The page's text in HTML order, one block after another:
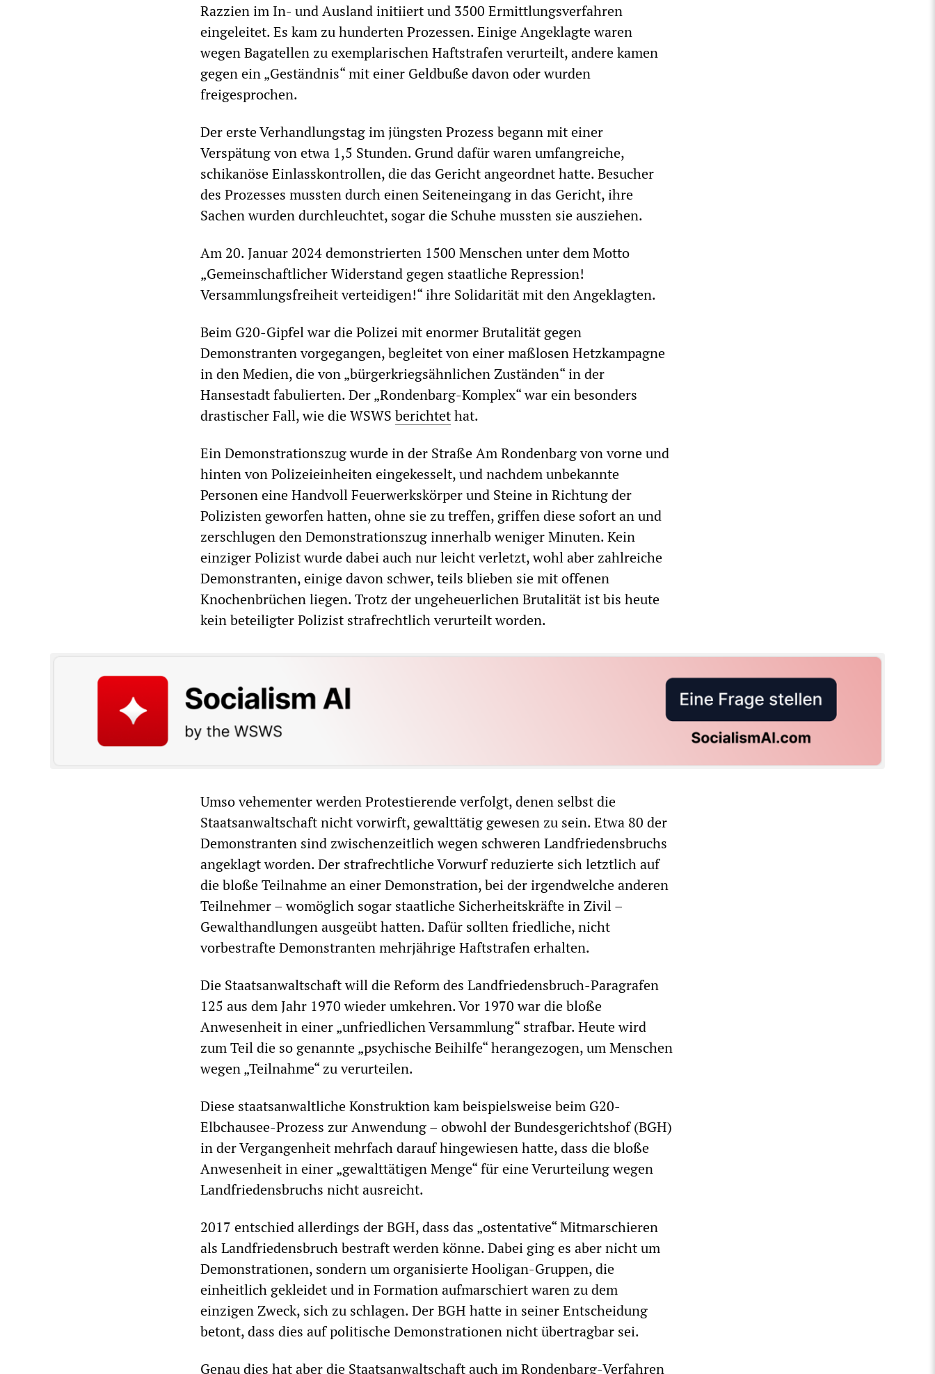
Razzien im In- und Ausland initiiert und 3500 Ermittlungsverfahren
eingeleitet. Es kam zu hunderten Prozessen. Einige Angeklagte waren
wegen Bagatellen zu exemplarischen Haftstrafen verurteilt, andere kamen
gegen ein „Geständnis“ mit einer Geldbuße davon oder wurden
freigesprochen.
Der erste Verhandlungstag im jüngsten Prozess begann mit einer
Verspätung von etwa 1,5 Stunden. Grund dafür waren umfangreiche,
schikanöse Einlasskontrollen, die das Gericht angeordnet hatte. Besucher
des Prozesses mussten durch einen Seiteneingang in das Gericht, ihre
Sachen wurden durchleuchtet, sogar die Schuhe mussten sie ausziehen.
Am 20. Januar 2024 demonstrierten 1500 Menschen unter dem Motto
„Gemeinschaftlicher Widerstand gegen staatliche Repression!
Versammlungsfreiheit verteidigen!“ ihre Solidarität mit den Angeklagten.
Beim G20-Gipfel war die Polizei mit enormer Brutalität gegen
Demonstranten vorgegangen, begleitet von einer maßlosen Hetzkampagne
in den Medien, die von „bürgerkriegsähnlichen Zuständen“ in der
Hansestadt fabulierten. Der „Rondenbarg-Komplex“ war ein besonders
drastischer Fall, wie die WSWS berichtethat.
Ein Demonstrationszug wurde in der Straße Am Rondenbarg von vorne und
hinten von Polizeieinheiten eingekesselt, und nachdem unbekannte
Personen eine Handvoll Feuerwerkskörper und Steine in Richtung der
Polizisten geworfen hatten, ohne sie zu treffen, griffen diese sofort an und
zerschlugen den Demonstrationszug innerhalb weniger Minuten. Kein
einziger Polizist wurde dabei auch nur leicht verletzt, wohl aber zahlreiche
Demonstranten, einige davon schwer, teils blieben sie mit offenen
Knochenbrüchen liegen. Trotz der ungeheuerlichen Brutalität ist bis heute
kein beteiligter Polizist strafrechtlich verurteilt worden.
Umso vehementer werden Protestierende verfolgt, denen selbst die
Staatsanwaltschaft nicht vorwirft, gewalttätig gewesen zu sein. Etwa 80 der
Demonstranten sind zwischenzeitlich wegen schweren Landfriedensbruchs
angeklagt worden. Der strafrechtliche Vorwurf reduzierte sich letztlich auf
die bloße Teilnahme an einer Demonstration, bei der irgendwelche anderen
Teilnehmer – womöglich sogar staatliche Sicherheitskräfte in Zivil –
Gewalthandlungen ausgeübt hatten. Dafür sollten friedliche, nicht
vorbestrafte Demonstranten mehrjährige Haftstrafen erhalten.
Die Staatsanwaltschaft will die Reform des Landfriedensbruch-Paragrafen
125 aus dem Jahr 1970 wieder umkehren. Vor 1970 war die bloße
Anwesenheit in einer „unfriedlichen Versammlung“ strafbar. Heute wird
zum Teil die so genannte „psychische Beihilfe“ herangezogen, um Menschen
wegen „Teilnahme“ zu verurteilen.
Diese staatsanwaltliche Konstruktion kam beispielsweise beim G20-
Elbchausee-Prozess zur Anwendung – obwohl der Bundesgerichtshof (BGH)
in der Vergangenheit mehrfach darauf hingewiesen hatte, dass die bloße
Anwesenheit in einer „gewalttätigen Menge“ für eine Verurteilung wegen
Landfriedensbruchs nicht ausreicht.
2017 entschied allerdings der BGH, dass das „ostentative“ Mitmarschieren
als Landfriedensbruch bestraft werden könne. Dabei ging es aber nicht um
Demonstrationen, sondern um organisierte Hooligan-Gruppen, die
einheitlich gekleidet und in Formation aufmarschiert waren zu dem
einzigen Zweck, sich zu schlagen. Der BGH hatte in seiner Entscheidung
betont, dass dies auf politische Demonstrationen nicht übertragbar sei.
Genau dies hat aber die Staatsanwaltschaft auch im Rondenbarg-Verfahren